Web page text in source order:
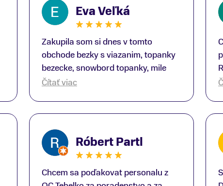
Eva Veľká
Zakupila som si dnes v tomto
obchode bezky s viazanim, topanky
bezecke, snowbord topanky, mile
prekvapenie ako Peter, ktory nas
Čítať viac
Róbert Partl
Chcem sa poďakovat personalu z